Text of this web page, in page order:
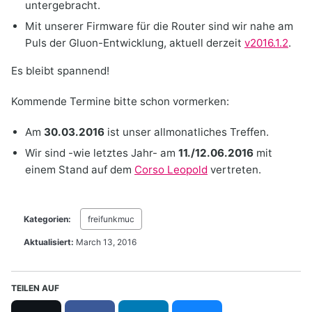
untergebracht.
Mit unserer Firmware für die Router sind wir nahe am
Puls der Gluon-Entwicklung, aktuell derzeit v2016.1.2.
Es bleibt spannend!
Kommende Termine bitte schon vormerken:
Am 30.03.2016 ist unser allmonatliches Treffen.
Wir sind -wie letztes Jahr- am 11./12.06.2016 mit
einem Stand auf dem Corso Leopold vertreten.
Kategorien: freifunkmuc
Aktualisiert: March 13, 2016
TEILEN AUF